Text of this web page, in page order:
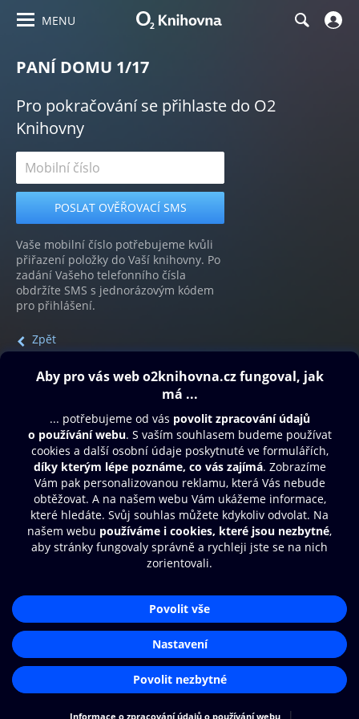
MENU
PANÍ DOMU 1/17
Pro pokračování se přihlaste do O2
Knihovny
Vaše mobilní číslo potřebujeme kvůli
přiřazení položky do Vaší knihovny. Po
zadání Vašeho telefonního čísla
obdržíte SMS s jednorázovým kódem
pro přihlášení.
Zpět
Obsah ke stažení
Moje O2 Knihovna
Další zábava
© O2 Czech Republic a.s.
Přístupnost
Zásady zpracování osobních údajů
Nastavení cookies
Aplikace O2 Knihovna
Čti a poslouchej své e-knihy a
audioknihy rychleji a pohodlněji.